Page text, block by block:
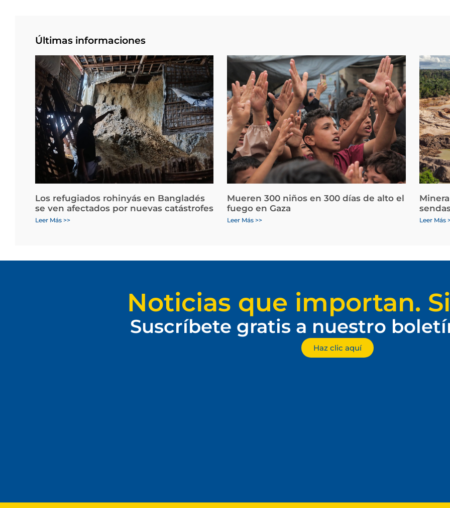
Últimas informaciones
Los refugiados rohinyás en Bangladés
se ven afectados por nuevas catástrofes
Leer Más >>
Mueren 300 niños en 300 días de alto el
fuego en Gaza
Leer Más >> Leer Más
Noticias que importan.
Suscríbete gratis a nuestro
Haz clic aquí